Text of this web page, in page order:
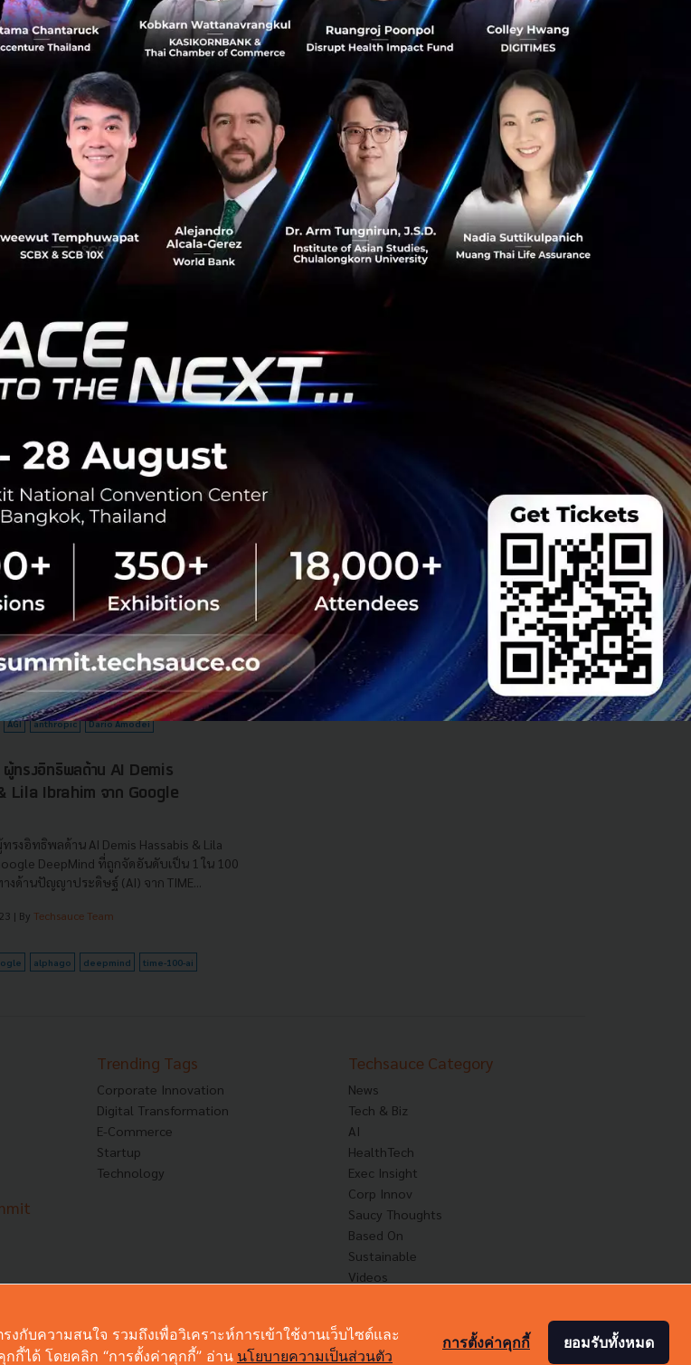
อีกไกลแค่ไหน? CEO Google
ปิด 3 สิ่งที่ AI ต้องแก้ก่อนถึงเส้นชัย และ
CEO Google DeepMind เปิดมุมมอง Road
งมาว่าเรายังขาดอะไรอีก 3 อย่าง และฝากคำ
ทุกคนที่กำลังสร้างธุรกิจในยุคที่ AGI อาจมา
Techsauce Team
hassabis google-deepmind
Demis Hassabis อนาคต AI และหุ่น
Demis Hassabis เมื่อ AI กำลังจะมีร่างทำไม
นพรมแดนถัดไปที่จะเปลี่ยนโลก และหุ่นยนต์
จโลก" เหมือนมนุษย์ได้อย่างไรในอีก 3 ปีข้าง
hassabis google-deepmind
คนทุกด้าน เราและโลกจะเป็นอย่างไรต่อ ?
นวันที่โลกกำลังเข้าใกล้ AGI ทุกที
จอกันที่น่าสนใจ เมื่อสองผู้มีอิทธิพลแห่ง AI
ซีอีโอจาก Anthropic และ Demis
อจาก Google DeepMind มานั่งพูดคุยกันใน
After A...
| ByTechsauce Team
AGI anthropic Dario Amodei
ผู้ทรงอิทธิพลด้าน AI Demis
Lila Ibrahim จาก Google
รงอิทธิพลด้าน AI Demis Hassabis & Lila
DeepMind ที่ถูกจัดอันดับเป็น 1 ใน 100
ด้านปัญญาประดิษฐ์ (AI) จาก TIME...
| By Techsauce Team
alphago deepmind time-100-ai
Trending Tags
Corporate Innovation
Digital Transformation
E-Commerce
Startup
Technology
Techsauce Category
News
Tech & Biz
AI
HealthTech
Exec Insight
Corp Innov
Saucy Thoughts
Based On
Sustainable
Videos
บความสนใจ รวมถึงเพื่อวิเคราะห์การเข้าใช้งานเว็บไซต์และ
กี้ได้ โดยคลิก “การตั้งค่าคุกกี้” อ่าน นโยบายความเป็นส่วนตัว
ยอมรับทั้งหมด
การตั้งค่าคุกกี้